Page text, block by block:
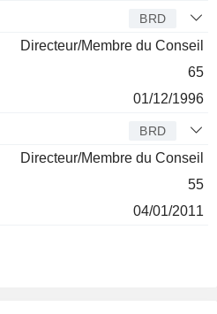
BRD
Directeur/Membre du Conseil
65
01/12/1996
BRD
Directeur/Membre du Conseil
55
04/01/2011